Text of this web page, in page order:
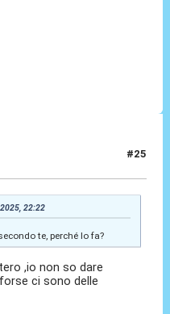
#25
22:22
te, perché lo fa?
,io non so dare
ci sono delle